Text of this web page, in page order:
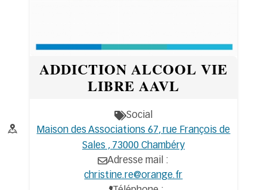
ADDICTION ALCOOL VIE
LIBRE AAVL
Thématiques
Social
Adresse :
Maison des Associations 67, rue François de
Sales , 73000 Chambéry
Adresse mail :
christine.re@orange.fr